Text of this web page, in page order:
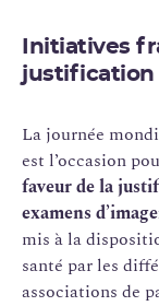
Initiatives
justification
La journée
est l’occasion
faveur de la
examens
mis à la
santé par les
associations de